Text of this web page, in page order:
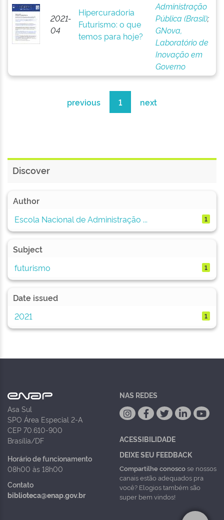
2021-
04
Hipercuradoria
Futurismo: o que
temos para hoje?
Administração
Pública (Brasil);
GNova,
Laboratório de
Inovação em
Governo
previous 1 next
Discover
Author
Escola Nacional de Administração ...
1
Subject
futurismo
1
Date issued
2021
1
Asa Sul
SPO Área Especial 2-A
CEP 70.610-900
Brasília/DF
Horário de funcionamento
08h00 às 18h00
Contato
biblioteca@enap.gov.br
NAS REDES
ACESSIBILIDADE
DEIXE SEU FEEDBACK
Compartilhe conoscose nossos
canais estão adequados pra
você? Elogios também são
super bem vindos!